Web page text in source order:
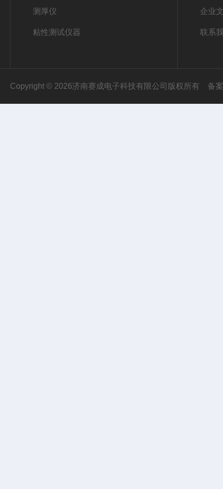
测厚仪
粘性测试仪器
企业
联系
Copyright © 2026济南赛成电子科技有限公司版权所有 备